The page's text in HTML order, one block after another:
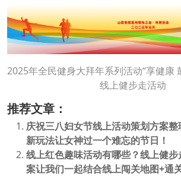
2025年全民健身大拜年系列活动“享健康
线上健步走活动
推荐文章：
庆祝三八妇女节线上活动策划方案
新玩法让女神过一个难忘的节日！
线上红色趣味活动有哪些？线上健
案让我们一起结合线上闯关地图+通